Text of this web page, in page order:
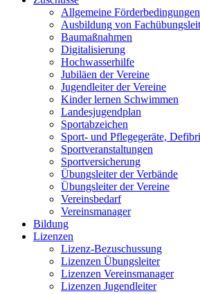
Allgemeine Förderbedingungen
Ausbildung von
Baumaßnahmen
Digitalisierung
Hochwasserhilfe
Jubiläen der Vereine
Jugendleiter der Vereine
Kinder lernen Schwimmen
Landesjugendplan
Sportabzeichen
Sport- und Pflegegeräte,
Sportveranstaltungen
Sportversicherung
Übungsleiter der Verbände
Übungsleiter der Vereine
Vereinsbedarf
Vereinsmanager
Bildung
Lizenzen
Lizenz-Bezuschussung
Lizenzen Übungsleiter
Lizenzen Vereinsmanager
Lizenzen Jugendleiter